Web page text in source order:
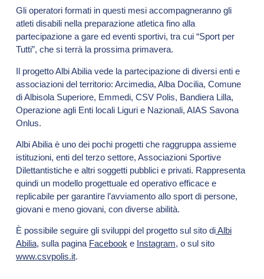
Gli operatori formati in questi mesi accompagneranno gli
atleti disabili nella preparazione atletica fino alla
partecipazione a gare ed eventi sportivi, tra cui “Sport per
Tutti”, che si terrà la prossima primavera.
Il progetto Albi Abilia vede la partecipazione di diversi enti e
associazioni del territorio: Arcimedia, Alba Docilia, Comune
di Albisola Superiore, Emmedi, CSV Polis, Bandiera Lilla,
Operazione agli Enti locali Liguri e Nazionali, AIAS Savona
Onlus.
Albi Abilia è uno dei pochi progetti che raggruppa assieme
istituzioni, enti del terzo settore, Associazioni Sportive
Dilettantistiche e altri soggetti pubblici e privati. Rappresenta
quindi un modello progettuale ed operativo efficace e
replicabile per garantire l’avviamento allo sport di persone,
giovani e meno giovani, con diverse abilità.
È possibile seguire gli sviluppi del progetto sul sito diAlbi
Abilia, sulla pagina Facebook e Instagram, o sul sito
www.csvpolis.it.